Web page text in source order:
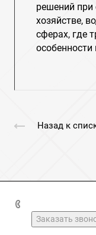
решений при
хозяйстве,
сферах, где
особенности
Назад к
Заказать